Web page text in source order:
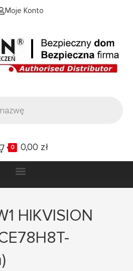
Moje Konto
0 0,00 zł
HIKVISION